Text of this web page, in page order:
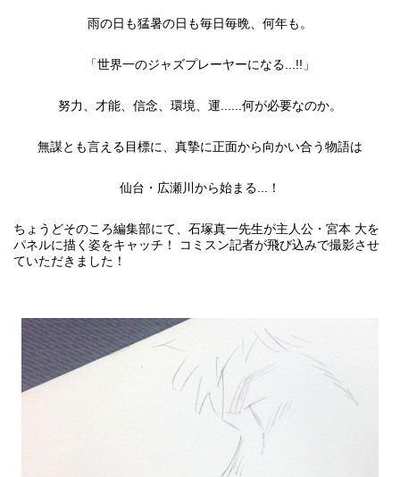
雨の日も猛暑の日も毎日毎晩、何年も。
「世界一のジャズプレーヤーになる...!!」
努力、才能、信念、環境、運......何が必要なのか。
無謀とも言える目標に、真摯に正面から向かい合う物語は
仙台・広瀬川から始まる...！
ちょうどそのころ編集部にて、石塚真一先生が主人公・宮本 大を
パネルに描く姿をキャッチ！ コミスン記者が飛び込みで撮影させ
ていただきました！